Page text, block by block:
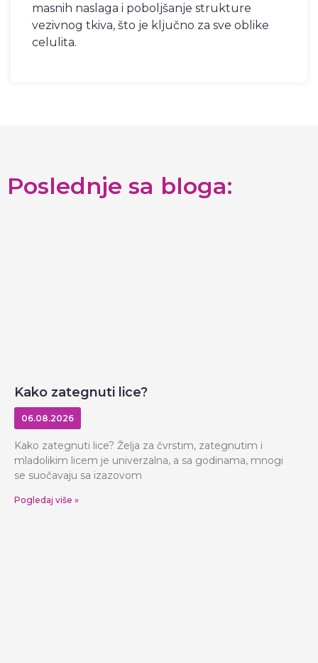
masnih naslaga i poboljšanje strukture
vezivnog tkiva, što je ključno za sve oblike
celulita.
Poslednje sa bloga:
Kako zategnuti lice?
06.08.2026
Kako zategnuti lice? Želja za čvrstim, zategnutim i
mladolikim licem je univerzalna, a sa godinama, mnogi
se suočavaju sa izazovom
Pogledaj više »